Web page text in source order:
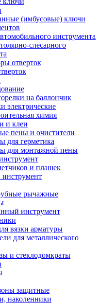
(имбусовые) ключи
инструмента
слесарного
отверток
на баллончик
электрические
химия
и клеи
пены и очистители
для герметика
для монтажной пены
и плашек
рычажные
инструмент
вязки арматуры
для металлического
и стеклодомкраты
защитные
наколенники